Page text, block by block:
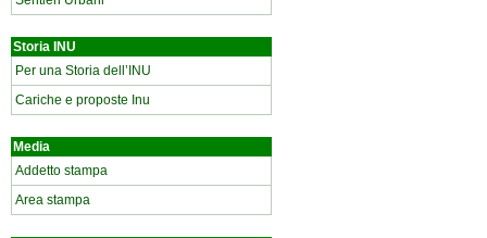
Storia INU
Per una Storia dell’INU
Cariche e proposte Inu
Media
Addetto stampa
Area stampa